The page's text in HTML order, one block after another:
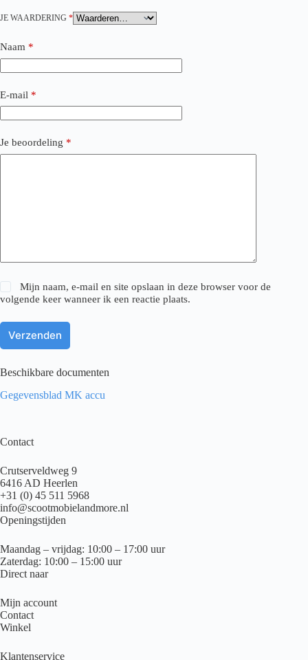
JE WAARDERING *
Naam *
E-mail *
Je beoordeling *
Mijn naam, e-mail en site opslaan in deze browser voor de
volgende keer wanneer ik een reactie plaats.
Verzenden
Beschikbare documenten
Gegevensblad MK accu
Contact
Crutserveldweg 9
6416 AD Heerlen
+31 (0) 45 511 5968
info@scootmobielandmore.nl
Openingstijden
Maandag – vrijdag: 10:00 – 17:00 uur
Zaterdag: 10:00 – 15:00 uur
Direct naar
Mijn account
Contact
Winkel
Klantenservice